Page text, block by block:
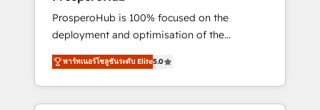
ProsperoHub is 100% focused on the
deployment and optimisation of the
HubSpot CRM platform. Our highly
experienced team of solutions experts will
ensure that you achieve maximum adoption
and ROI from your HubSpot investment. Use
พาร์ทเนอร์โซลูชันระดับ Elite5.0